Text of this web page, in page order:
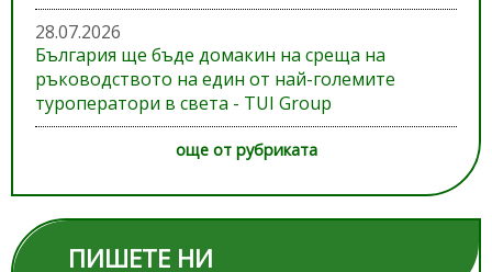
28.07.2026
България ще бъде домакин на среща на
ръководството на един от най-големите
туроператори в света - TUI Group
още от рубриката
ПИШЕТЕ НИ